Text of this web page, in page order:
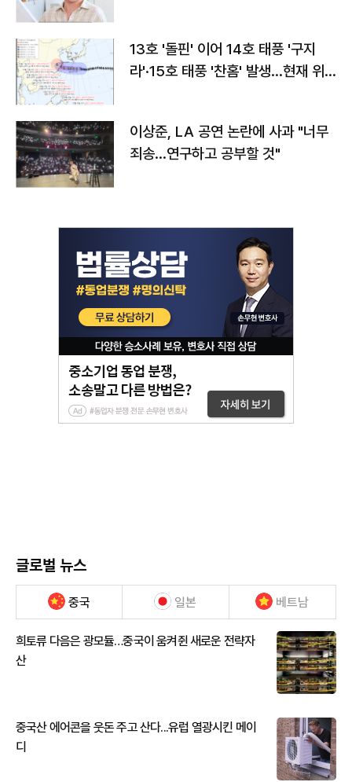
13호 '돌핀' 이어 14호 태풍 '구지
라'·15호 태풍 '찬홈' 발생…현재 위
이상준, LA 공연 논란에 사과 "너무
죄송…연구하고 공부할 것"
글로벌 뉴스
중국 일본 베트남
희토류 다음은 광모듈…중국이 움켜쥔 새로운 전략자
산
중국산 에어콘을 웃돈 주고 산다...유럽 열광시킨 메이
디